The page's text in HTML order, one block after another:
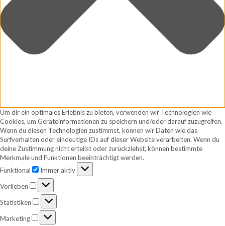
Um dir ein optimales Erlebnis zu bieten, verwenden wir Technologien wie
Cookies, um Geräteinformationen zu speichern und/oder darauf zuzugreifen.
Wenn du diesen Technologien zustimmst, können wir Daten wie das
Surfverhalten oder eindeutige IDs auf dieser Website verarbeiten. Wenn du
deine Zustimmung nicht erteilst oder zurückziehst, können bestimmte
Merkmale und Funktionen beeinträchtigt werden.
Funktional
Funktional
Immer aktiv
Vorlieben
Vorlieben
Statistiken Statistiken
Marketing
Marketing